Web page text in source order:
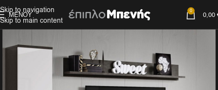
Skip to navigation
Skip to main content
ΜΕΝΟΎ 0 0,00